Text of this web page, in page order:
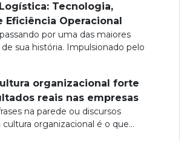
Tecnologia,
Eficiência Operacional
por uma das maiores
sua história. Impulsionado pelo
organizacional forte
reais nas empresas
na parede ou discursos
organizacional é o que...